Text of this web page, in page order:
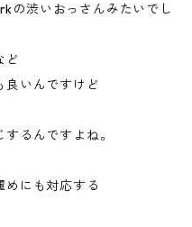
の渋いおっさんみたいでし
ど
良いんですけど
るんですよね。
めにも対応する